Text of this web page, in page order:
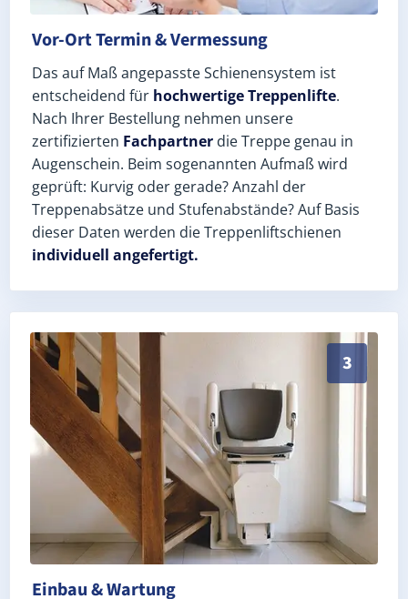
Vor-Ort Termin & Vermessung
Das auf Maß angepasste Schienensystem ist
entscheidend für hochwertige Treppenlifte.
Nach Ihrer Bestellung nehmen unsere
zertifizierten Fachpartner die Treppe genau in
Augenschein. Beim sogenannten Aufmaß wird
geprüft: Kurvig oder gerade? Anzahl der
Treppenabsätze und Stufenabstände? Auf Basis
dieser Daten werden die Treppenliftschienen
individuell angefertigt.
3
Schneller, sauberer Einbau durch zertifizierte
Einbau & Wartung